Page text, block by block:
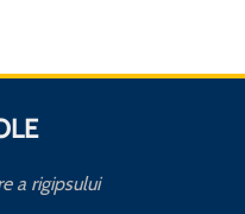
a rigipsului